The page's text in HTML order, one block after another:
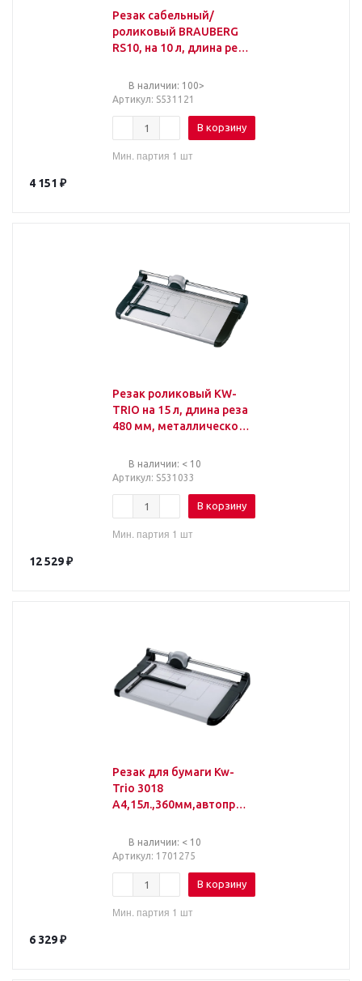
Резак сабельный/
роликовый BRAUBERG
RS10, на 10 л, длина реза
углов А4, 531121
В наличии: 100>
Артикул: S531121
В корзину
Мин. партия 1 шт
4 151 ₽
Резак роликовый KW-
TRIO на 15 л, длина реза
480 мм, металлическое
-3919В наличии: < 10
Артикул: S531033
В корзину
Мин. партия 1 шт
12 529₽
Резак для бумаги Kw-
Trio 3018
A4,15л.,360мм,автопри
В наличии: < 10
Артикул: 1701275
В корзину
Мин. партия 1 шт
6 329₽